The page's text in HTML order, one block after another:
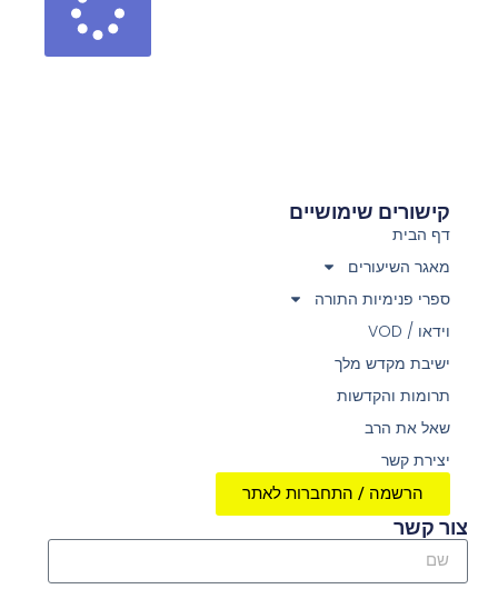
קישורים שימושיים
דף הבית
מאגר השיעורים
ספרי פנימיות התורה
וידאו / VOD
ישיבת מקדש מלך
תרומות והקדשות
שאל את הרב
יצירת קשר
הרשמה / התחברות לאתר
צור קשר